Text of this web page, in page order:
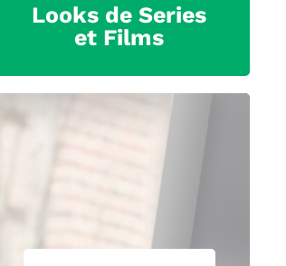
Looks de Series
et Films